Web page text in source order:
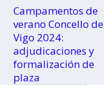
Campamentos de
verano Concello de
Vigo 2024:
adjudicaciones y
formalización de
plaza